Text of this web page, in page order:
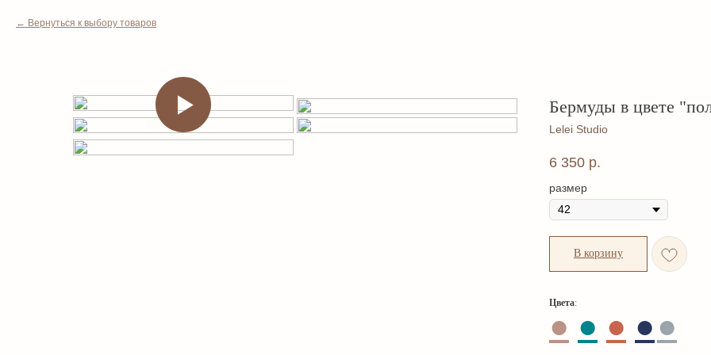
Вернуться к выбору товаров
Бермуды в цвете
Lelei Studio
6 350 р.
размер
В корзину
Цвета:
● ● ● ●●